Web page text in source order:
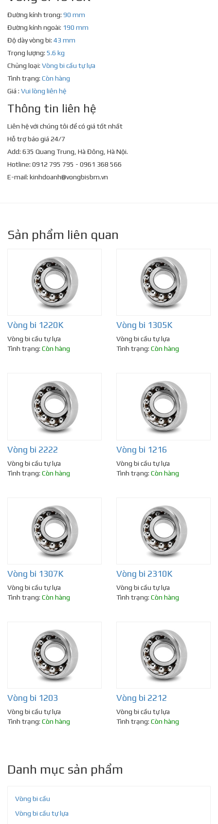
Đường kính trong: 90 mm
Đường kính ngoài: 190 mm
Độ dày vòng bi: 43 mm
Trọng lượng: 5.6 kg
Chủng loại: Vòng bi cầu tự lựa
Tình trạng: Còn hàng
Giá : Vui lòng liên hệ
Thông tin liên hệ
Liên hệ với chúng tôi để có giá tốt nhất
Hỗ trợ báo giá 24/7
Add: 635 Quang Trung, Hà Đông, Hà Nội.
Hotline: 0912 795 795 - 0961 368 566
E-mail: kinhdoanh@vongbisbm.vn
Sản phẩm liên quan
Vòng bi 1220K
Vòng bi cầu tự lựa
Tình trạng: Còn hàng
Vòng bi 1305K
Vòng bi cầu tự lựa
Tình trạng: Còn hàng
Vòng bi 2222
Vòng bi cầu tự lựa
Tình trạng: Còn hàng
Vòng bi 1216
Vòng bi cầu tự lựa
Tình trạng: Còn hàng
Vòng bi 1307K
Vòng bi cầu tự lựa
Tình trạng: Còn hàng
Vòng bi 2310K
Vòng bi cầu tự lựa
Tình trạng: Còn hàng
Vòng bi 1203
Vòng bi cầu tự lựa
Tình trạng: Còn hàng
Vòng bi 2212
Vòng bi cầu tự lựa
Tình trạng: Còn hàng
Danh mục sản phẩm
Vòng bi cầu
Vòng bi cầu tự lựa